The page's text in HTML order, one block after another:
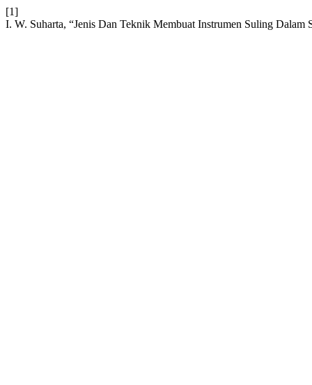
[1]
I. W. Suharta, “Jenis Dan Teknik Membuat Instrumen Suling